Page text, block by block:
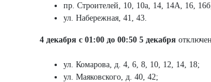
пр. Строителей, 10, 10а, 14, 14А, 16,
ул. Набережная, 41, 43.
4 декабря с 01:00 до 00:50 5 декабря
ул. Комарова, д. 4, 6, 8, 10, 12, 14, 18;
ул. Маяковского, д. 40, 42;